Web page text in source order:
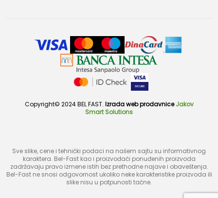
Copyright© 2024 BEL FAST. Izrada web prodavnice Jakov
Smart Solutions
Sve slike, cene i tehnički podaci na našem sajtu su informativnog
karaktera. Bel-Fast kao i proizvođači ponuđenih proizvoda
zadržavaju pravo izmene istih bez prethodne najave i obaveštenja.
Bel-Fast ne snosi odgovornost ukoliko neke karakteristike proizvoda ili
slike nisu u potpunosti tačne.